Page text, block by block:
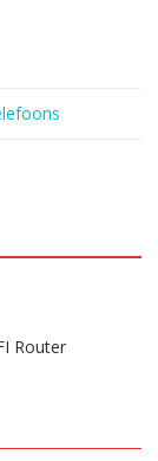
Router